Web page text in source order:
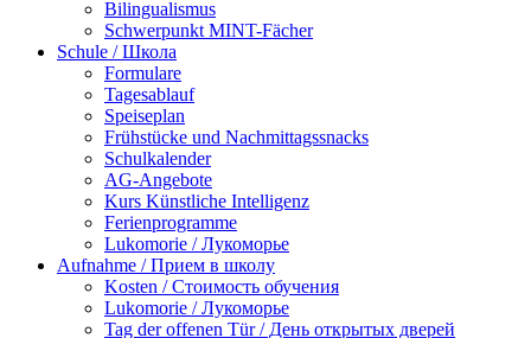
Bilingualismus
Schwerpunkt MINT-Fächer
Schule / Школа
Formulare
Tagesablauf
Speiseplan
Frühstücke und Nachmittagssnacks
Schulkalender
AG-Angebote
Kurs Künstliche Intelligenz
Ferienprogramme
Lukomorie / Лукоморье
Aufnahme / Прием в школу
Kosten / Стоимость обучения
Lukomorie / Лукоморье
Tag der offenen Tür / День открытых дверей